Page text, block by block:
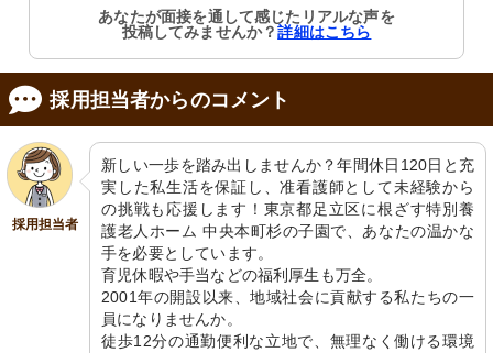
あなたが面接を通して感じたリアルな声を
投稿してみませんか？詳細はこちら
採用担当者からのコメント
採用担当者
新しい一歩を踏み出しませんか？年間休日120日と充
実した私生活を保証し、准看護師として未経験から
の挑戦も応援します！東京都足立区に根ざす特別養
護老人ホーム 中央本町杉の子園で、あなたの温かな
手を必要としています。
育児休暇や手当などの福利厚生も万全。
2001年の開設以来、地域社会に貢献する私たちの一
員になりませんか。
徒歩12分の通勤便利な立地で、無理なく働ける環境